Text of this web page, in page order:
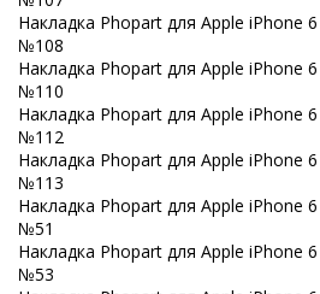
Накладка Phopart для Apple iPhone
№108
Накладка Phopart для Apple iPhone
№110
Накладка Phopart для Apple iPhone
№112
Накладка Phopart для Apple iPhone
№113
Накладка Phopart для Apple iPhone
№51
Накладка Phopart для Apple iPhone
№53